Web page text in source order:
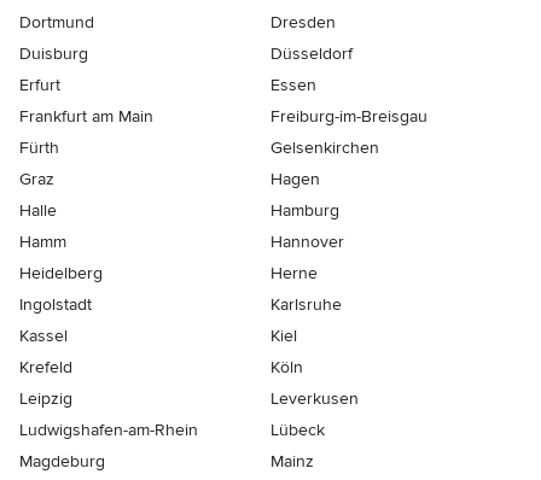
Dortmund
Dresden
Duisburg
Düsseldorf
Erfurt
Essen
Frankfurt am Main
Freiburg-im-Breisgau
Fürth
Gelsenkirchen
Graz
Hagen
Halle
Hamburg
Hamm
Hannover
Heidelberg
Herne
Ingolstadt
Karlsruhe
Kassel
Kiel
Krefeld
Köln
Leipzig
Leverkusen
Ludwigshafen-am-Rhein
Lübeck
Magdeburg
Mainz